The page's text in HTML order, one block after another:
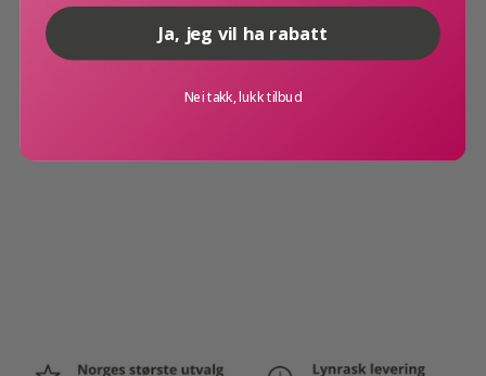
Farge: grå
Materiale: plast
Vekt:35 gram
Home by Lindas Dekor
Ja, jeg vil ha rabatt
Nei takk, lukk tilbud